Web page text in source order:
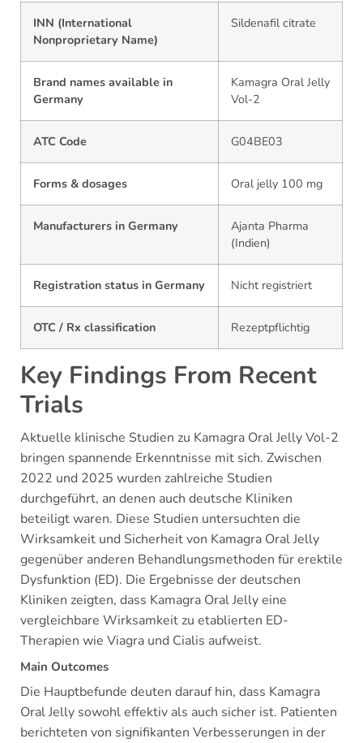
INN (International
Nonproprietary Name)
Sildenafil citrate
Brand names available in
Germany
Kamagra Oral Jelly
Vol-2
ATC Code G04BE03
Forms & dosages Oral jelly 100 mg
Manufacturers in Germany
Ajanta Pharma
(Indien)
Registration status in Germany Nicht registriert
OTC / Rx classification Rezeptpflichtig
Key Findings From Recent
Trials
Aktuelle klinische Studien zu Kamagra Oral Jelly Vol-2
bringen spannende Erkenntnisse mit sich. Zwischen
2022 und 2025 wurden zahlreiche Studien
durchgeführt, an denen auch deutsche Kliniken
beteiligt waren. Diese Studien untersuchten die
Wirksamkeit und Sicherheit von Kamagra Oral Jelly
gegenüber anderen Behandlungsmethoden für erektile
Dysfunktion (ED). Die Ergebnisse der deutschen
Kliniken zeigten, dass Kamagra Oral Jelly eine
vergleichbare Wirksamkeit zu etablierten ED-
Therapien wie Viagra und Cialis aufweist.
Main Outcomes
Die Hauptbefunde deuten darauf hin, dass Kamagra
Oral Jelly sowohl effektiv als auch sicher ist. Patienten
berichteten von signifikanten Verbesserungen in der